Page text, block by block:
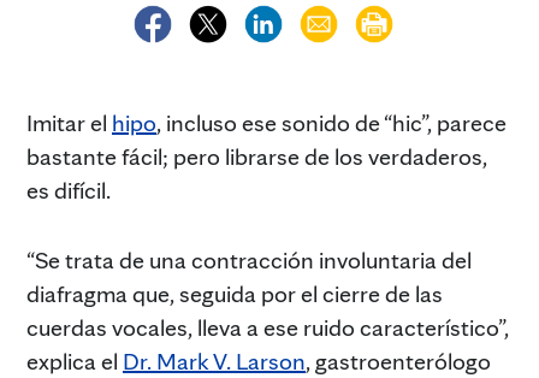
Imitar el hipo, incluso ese sonido de “hic”, parece
bastante fácil; pero librarse de los verdaderos,
es difícil.
“Se trata de una contracción involuntaria del
diafragma que, seguida por el cierre de las
cuerdas vocales, lleva a ese ruido característico”,
explica el Dr. Mark V. Larson, gastroenterólogo